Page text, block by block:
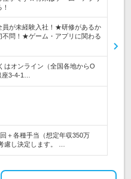
が未経験入社！★研修があるか
不問！★ゲーム・アプリに関わる
はオンライン（全国各地からO
3-4-1…
＋各種手当（想定年収350万
慮し決定します。 …